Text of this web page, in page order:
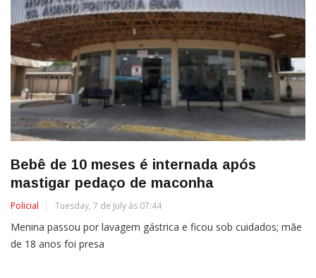
Bebê de 10 meses é internada após
mastigar pedaço de maconha
Policial Tuesday, 7 de July às 07:44
Menina passou por lavagem gástrica e ficou sob cuidados; mãe
de 18 anos foi presa